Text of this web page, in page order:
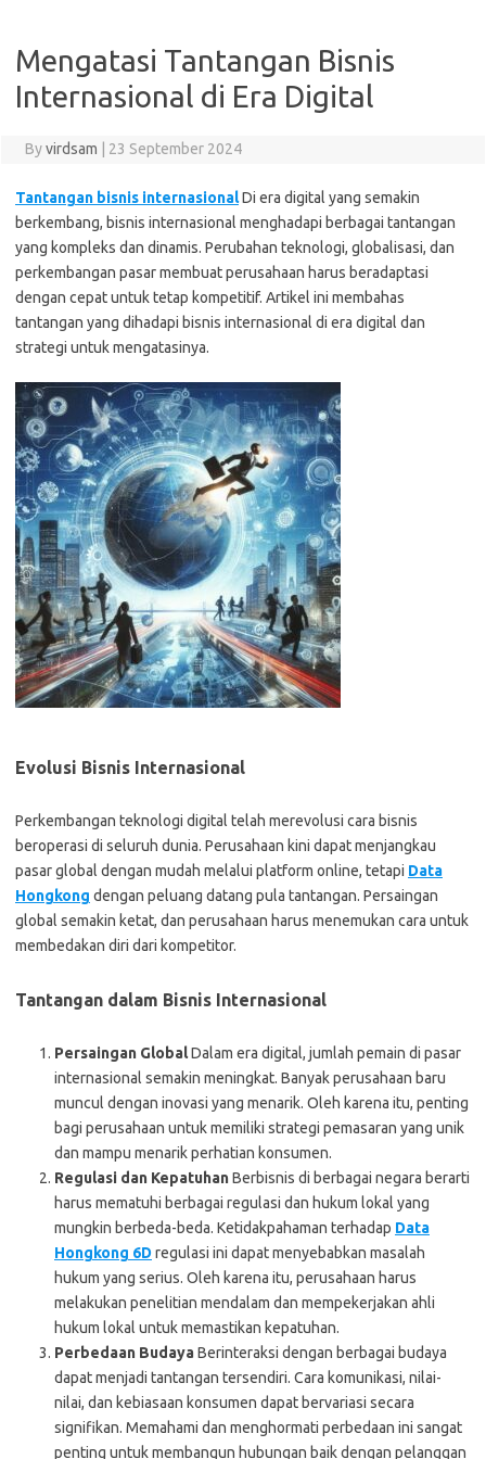
Mengatasi Tantangan Bisnis
Internasional di Era Digital
Byvirdsam 23 September 2024
Tantangan bisnis internasionalDi era digital yang semakin
berkembang, bisnis internasional menghadapi berbagai tantangan
yang kompleks dan dinamis. Perubahan teknologi, globalisasi, dan
perkembangan pasar membuat perusahaan harus beradaptasi
dengan cepat untuk tetap kompetitif. Artikel ini membahas
tantangan yang dihadapi bisnis internasional di era digital dan
strategi untuk mengatasinya.
Evolusi Bisnis Internasional
Perkembangan teknologi digital telah merevolusi cara bisnis
beroperasi di seluruh dunia. Perusahaan kini dapat menjangkau
pasar global dengan mudah melalui platform online, tetapi Data
Hongkong dengan peluang datang pula tantangan. Persaingan
global semakin ketat, dan perusahaan harus menemukan cara untuk
membedakan diri dari kompetitor.
Tantangan dalam Bisnis Internasional
Persaingan GlobalDalam era digital, jumlah pemain di pasar
internasional semakin meningkat. Banyak perusahaan baru
muncul dengan inovasi yang menarik. Oleh karena itu, penting
bagi perusahaan untuk memiliki strategi pemasaran yang unik
dan mampu menarik perhatian konsumen.
Regulasi dan KepatuhanBerbisnis di berbagai negara berarti
harus mematuhi berbagai regulasi dan hukum lokal yang
mungkin berbeda-beda. Ketidakpahaman terhadap Data
Hongkong 6D regulasi ini dapat menyebabkan masalah
hukum yang serius. Oleh karena itu, perusahaan harus
melakukan penelitian mendalam dan mempekerjakan ahli
hukum lokal untuk memastikan kepatuhan.
Perbedaan BudayaBerinteraksi dengan berbagai budaya
dapat menjadi tantangan tersendiri. Cara komunikasi, nilai-
nilai, dan kebiasaan konsumen dapat bervariasi secara
signifikan. Memahami dan menghormati perbedaan ini sangat
penting untuk membangun hubungan baik dengan pelanggan